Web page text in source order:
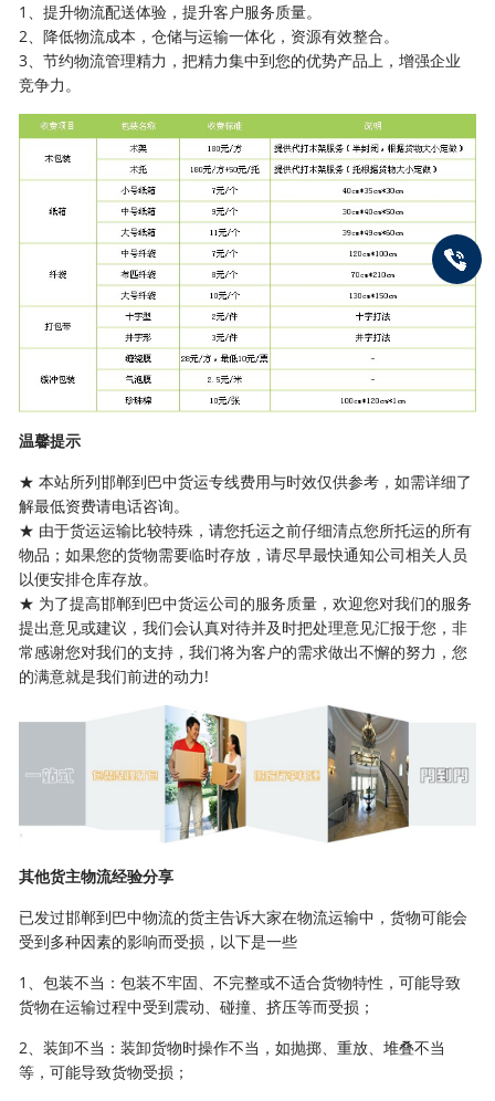
1、提升物流配送体验，提升客户服务质量。
2、降低物流成本，仓储与运输一体化，资源有效整合。
3、节约物流管理精力，把精力集中到您的优势产品上，增强企业
竞争力。
温馨提示
★ 本站所列邯郸到巴中货运专线费用与时效仅供参考，如需详细了
解最低资费请电话咨询。
★ 由于货运运输比较特殊，请您托运之前仔细清点您所托运的所有
物品；如果您的货物需要临时存放，请尽早最快通知公司相关人员
以便安排仓库存放。
★ 为了提高邯郸到巴中货运公司的服务质量，欢迎您对我们的服务
提出意见或建议，我们会认真对待并及时把处理意见汇报于您，非
常感谢您对我们的支持，我们将为客户的需求做出不懈的努力，您
的满意就是我们前进的动力!
其他货主物流经验分享
已发过邯郸到巴中物流的货主告诉大家在物流运输中，货物可能会
受到多种因素的影响而受损，以下是一些
1、包装不当：包装不牢固、不完整或不适合货物特性，可能导致
货物在运输过程中受到震动、碰撞、挤压等而受损；
2、装卸不当：装卸货物时操作不当，如抛掷、重放、堆叠不当
等，可能导致货物受损；